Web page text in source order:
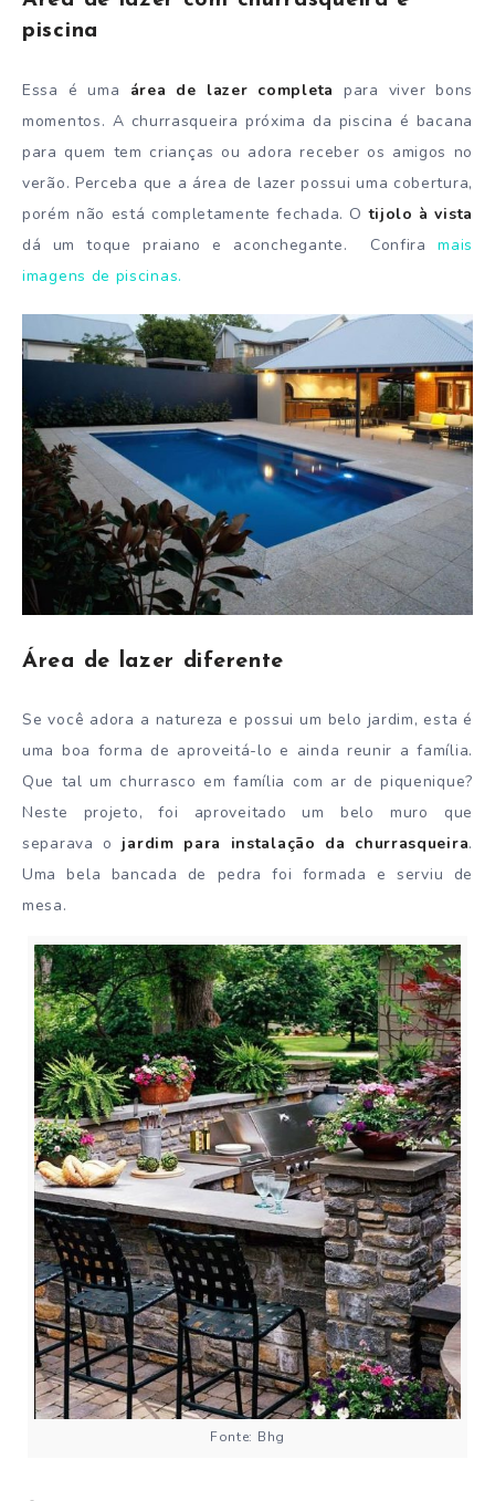
piscina
Essa é uma área de lazer completa para viver bons
momentos. A churrasqueira próxima da piscina é bacana
para quem tem crianças ou adora receber os amigos no
verão. Perceba que a área de lazer possui uma cobertura,
porém não está completamente fechada. Otijolo à vista
dá um toque praiano e aconchegante. Confiramais
imagens de piscinas.
Área de lazer diferente
Se você adora a natureza e possui um belo jardim, esta é
uma boa forma de aproveitá-lo e ainda reunir a família.
Que tal um churrasco em família com ar de piquenique?
Neste projeto, foi aproveitado um belo muro que
separava o jardim para instalação da churrasqueira.
Uma bela bancada de pedra foi formada e serviu de
mesa.
Fonte: Bhg